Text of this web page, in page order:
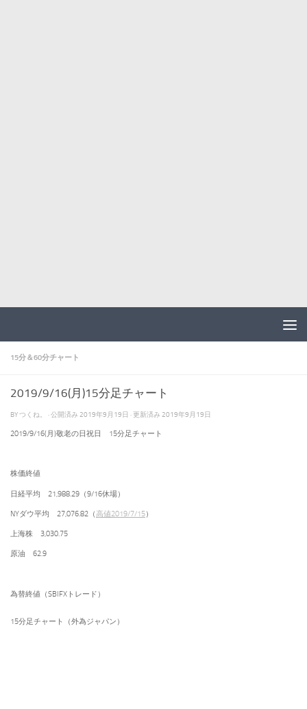
15分＆60分チャート
2019/9/16(月)15分足チャート
BYつくね。 · 公開済み 2019年9月19日 · 更新済み 2019年9月19日
2019/9/16(月)敬老の日祝日 15分足チャート
株価終値
日経平均 21,988.29（9/16休場）
NYダウ平均 27,076.82（ 高値2019/7/15）
上海株 3,030.75
原油 62.9
為替終値（SBIFXトレード）
15分足チャート（外為ジャパン）